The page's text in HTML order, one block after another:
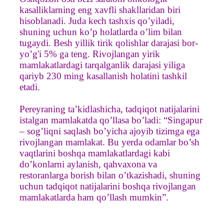
kasalliklarning eng xavfli shakllaridan biri
hisoblanadi. Juda kech tashxis qo’yiladi,
shuning uchun ko’p holatlarda o’lim bilan
tugaydi. Besh yillik tirik qolishlar darajasi bor-
yo’g'i 5% ga teng. Rivojlangan yirik
mamlakatlardagi tarqalganlik darajasi yiliga
qariyb 230 ming kasallanish holatini tashkil
etadi.
Pereyraning ta’kidlashicha, tadqiqot natijalarini
istalgan mamlakatda qo’llasa bo’ladi: “Singapur
– sog’liqni saqlash bo’yicha ajoyib tizimga ega
rivojlangan mamlakat. Bu yerda odamlar bo’sh
vaqtlarini boshqa mamlakatlardagi kabi
do’konlarni aylanish, qahvaxona va
restoranlarga borish bilan o’tkazishadi, shuning
uchun tadqiqot natijalarini boshqa rivojlangan
mamlakatlarda ham qo’llash mumkin”.